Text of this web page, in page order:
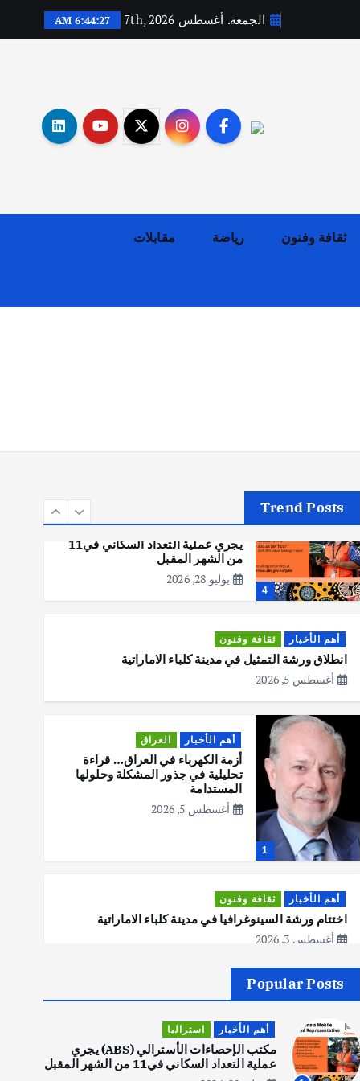
الجمعة. أغسطس 7th, 2026 6:44:28 AM
ثقافة وفنون رياضة مقابلات
Trend Posts
يوليو 30, 2026
4
مكتب الإحصاءات الأسترالي (ABS)
يجري عملية التعداد السكاني في11
من الشهر المقبل
يوليو 28, 2026
أهم الأخبار ثقافة وفنون
انطلاق ورشة التمثيل في مدينة كلباء الاماراتية
أغسطس 5, 2026
1
أهم الأخبار العراق
أزمة الكهرباء في العراق… قراءة
تحليلية في جذور المشكلة وحلولها
المستدامة
أغسطس 5, 2026
أهم الأخبار ثقافة وفنون
اختتام ورشة السينوغرافيا في مدينة كلباء الاماراتية
أغسطس 3, 2026
أهم الأخبار جاليات غير مصنف
قصة نجاح العراقي عمر الشمري الذي
اصبح بطلاً لأستراليا بلعبة كمال
الاجسام
يوليو 30, 2026
Popular Posts
أهم الأخبار استراليا
مكتب الإحصاءات الأسترالي (ABS) يجري
عملية التعداد السكاني في11 من الشهر المقبل